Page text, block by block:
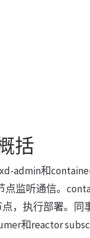
括
admin和
点监听通信。
，执行部署。同
和reactor